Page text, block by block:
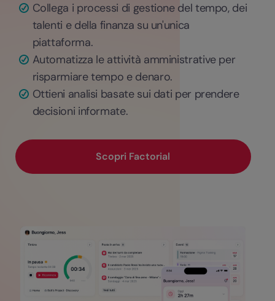
Collega i processi di gestione del tempo, dei
talenti e della finanza su un'unica
piattaforma.
Automatizza le attività amministrative per
risparmiare tempo e denaro.
Ottieni analisi basate sui dati per prendere
decisioni informate.
Scopri Factorial